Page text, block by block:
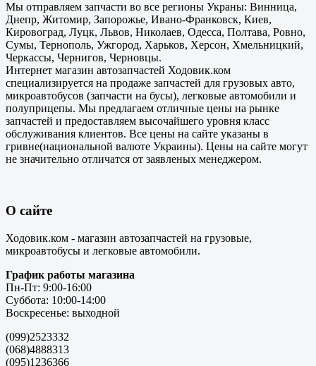
Мы отправляем запчасти во все регионы Украны: Винница,
Днепр, Житомир, Запорожье, Ивано-Франковск, Киев,
Кировоград, Луцк, Львов, Николаев, Одесса, Полтава, Ровно,
Сумы, Тернополь, Ужгород, Харьков, Херсон, Хмельницкий,
Черкассы, Чернигов, Черновцы.
Интернет магазин автозапчастей Ходовик.ком
специализируется на продаже запчастей для грузовых авто,
микроавтобусов (запчасти на бусы), легковые автомобили и
полуприцепы. Мы предлагаем отличные цены на рынке
запчастей и предоставляем высочайшего уровня класс
обслуживания клиентов. Все цены на сайте указаны в
гривне(национальной валюте Украины). Цены на сайте могут
не значительно отличатся от заявленых менеджером.
О сайте
Ходовик.ком - магазин автозапчастей на грузовые,
микроавтобусы и легковые автомобили.
График работы магазина
Пн-Пт: 9:00-16:00
Суббота: 10:00-14:00
Воскресенье: выходной
(099)2523332
(068)4888313
(095)1236366